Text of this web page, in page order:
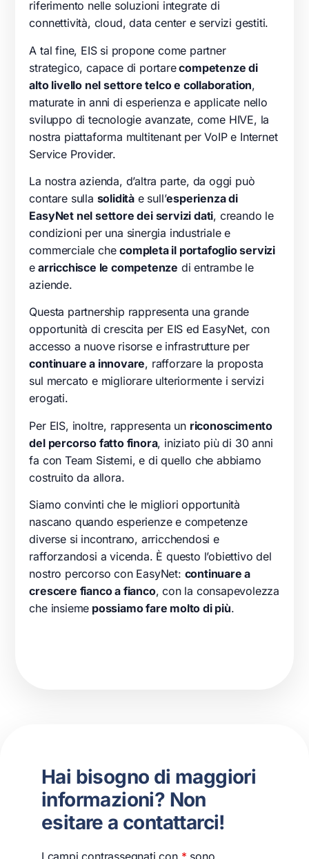
riferimento nelle soluzioni integrate di
connettività, cloud, data center e servizi gestiti.
A tal fine, EIS si propone come partner
strategico, capace di portarecompetenze di
alto livello nel settore telco e collaboration,
maturate in anni di esperienza e applicate nello
sviluppo di tecnologie avanzate, come HIVE, la
nostra piattaforma multitenant per VoIP e Internet
Service Provider.
La nostra azienda, d’altra parte, da oggi può
contare sulla solidità e sull’esperienza di
EasyNet nel settore dei servizi dati, creando le
condizioni per una sinergia industriale e
commerciale checompleta il portafoglio servizi
e arricchisce le competenze di entrambe le
aziende.
Questa partnership rappresenta una grande
opportunità di crescita per EIS ed EasyNet, con
accesso a nuove risorse e infrastrutture per
continuare a innovare, rafforzare la proposta
sul mercato e migliorare ulteriormente i servizi
erogati.
Per EIS, inoltre, rappresenta un riconoscimento
del percorso fatto finora, iniziato più di 30 anni
fa con Team Sistemi, e di quello che abbiamo
costruito da allora.
Siamo convinti che le migliori opportunità
nascano quando esperienze e competenze
diverse si incontrano, arricchendosi e
rafforzandosi a vicenda. È questo l’obiettivo del
nostro percorso con EasyNet: continuare a
crescere fianco a fianco, con la consapevolezza
che insieme possiamo fare molto di più.
Hai bisogno di maggiori
informazioni? Non
esitare a contattarci!
I campi contrassegnati con * sono